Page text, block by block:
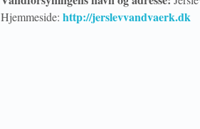
Hjemmeside: http://jerslevvandvaerk.dk